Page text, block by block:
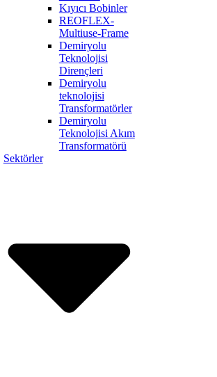
Kıyıcı Bobinler
REOFLEX-
Multiuse-Frame
Demiryolu
Teknolojisi
Dirençleri
Demiryolu
teknolojisi
Transformatörler
Demiryolu
Teknolojisi Akım
Transformatörü
Sektörler